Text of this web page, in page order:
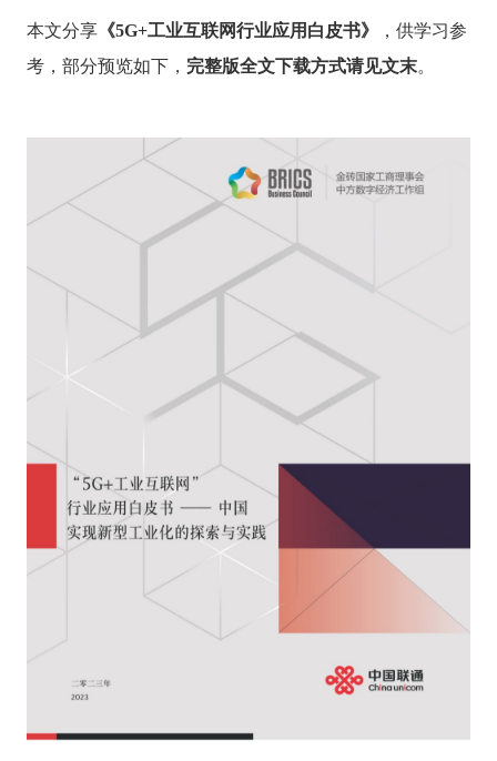
本文分享 《5G+工业互联网行业应用白皮书》
，供学习参
考，部分预览如下， 完整版全文下载方式请见文末。